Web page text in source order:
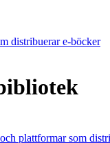
distribuerar e-böcker
plattformar som